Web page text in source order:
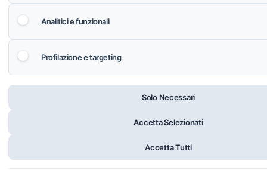
Aggiungi al carrello
Analitici e funzionali
Profilazione e targeting
Solo Necessari
Accetta Selezionati
Accetta Tutti